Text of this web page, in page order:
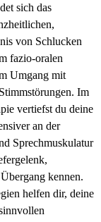
sich das
von Schlucken
fazio-oralen
Umgang mit
Im
vertiefst du deine
an der
Sprechmuskulatur
kennen.
helfen dir, deine